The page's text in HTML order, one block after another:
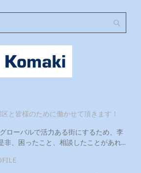
と皆様のために働かせて頂きます！
ローバルで活力ある街にするため、李
、困ったこと、相談したことがあれ...